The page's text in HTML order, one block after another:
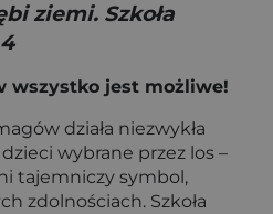
ziemi. Szkoła
wszystko jest możliwe!
działa niezwykła
wybrane przez los –
tajemniczy symbol,
zdolnościach. Szkoła